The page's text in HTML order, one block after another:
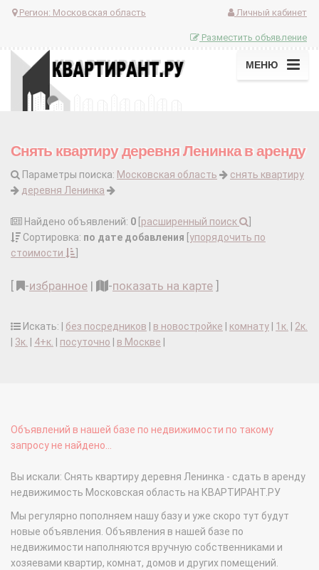
Регион: Московская область Личный кабинет
Разместить объявление
МЕНЮ
Снять квартиру деревня Ленинка в аренду
Параметры поиска: Московская область
снять квартиру
деревня Ленинка
Найдено объявлений: 0 расширенный поиск
Сортировка: по дате добавления упорядочить по
стоимости
-избранное | -показать на карте
Искать: | без посредников в новостройке комнату 1к.
2к.
3к. 4+к. посуточно в Москве
Объявлений в нашей базе по недвижимости по такому
запросу не найдено...
Вы искали: Снять квартиру деревня Ленинка - сдать в аренду
недвижимость Московская область на КВАРТИРАНТ.РУ
Мы регулярно пополняем нашу базу и уже скоро тут будут
новые объявления. Объявления в нашей базе по
недвижимости наполняются вручную собственниками и
хозяевами квартир, комнат, домов и других помещений.